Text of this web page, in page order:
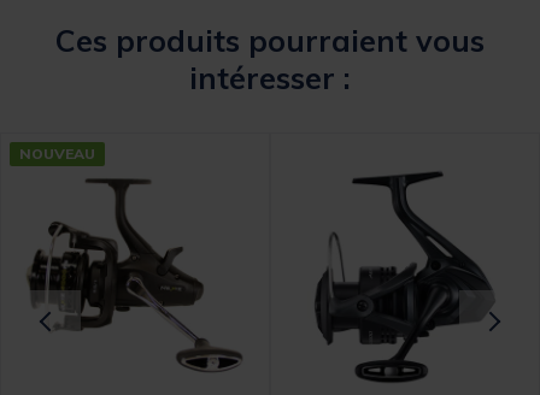
Ces produits pourraient vous
intéresser :
NOUVEAU